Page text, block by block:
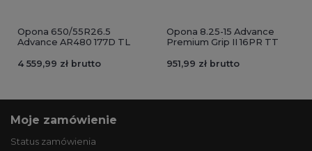
Opona 650/55R26.5
Advance AR480 177D TL
4 559,99 zł brutto
Opona 8.25-15 Advance
Premium Grip II 16PR TT
951,99 zł brutto
Moje zamówienie
Status zamówienia